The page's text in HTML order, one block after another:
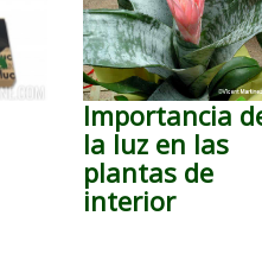
Importancia
la luz en las
plantas de
interior